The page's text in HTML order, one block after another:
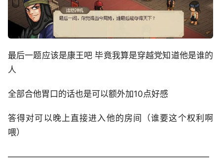
最后一题应该是康王吧 毕竟我算是穿越党知道他是谁的
人
全部合他胃口的话也是可以额外加10点好感
答得对可以晚上直接进入他的房间（谁要这个权利啊
喂）
————————————————————————